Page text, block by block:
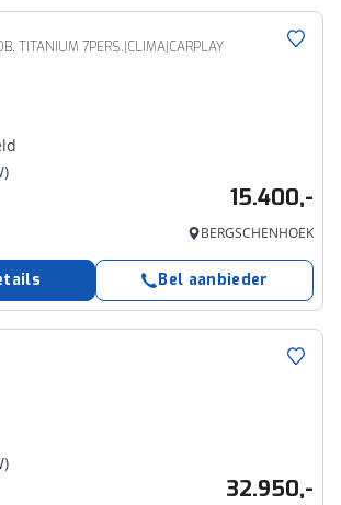
TITANIUM 7PERS.|CLIMA|CARPLAY
15.400,-
BERGSCHENHOEK
Bel aanbieder
32.950,-